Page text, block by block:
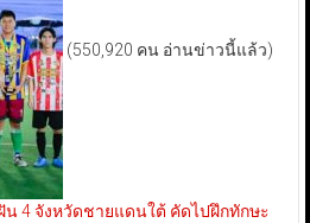
(550,920 คน อ่านข่าวนี้แล้ว)
4 จังหวัดชายแดนใต้ คัดไปฝึกทักษะ